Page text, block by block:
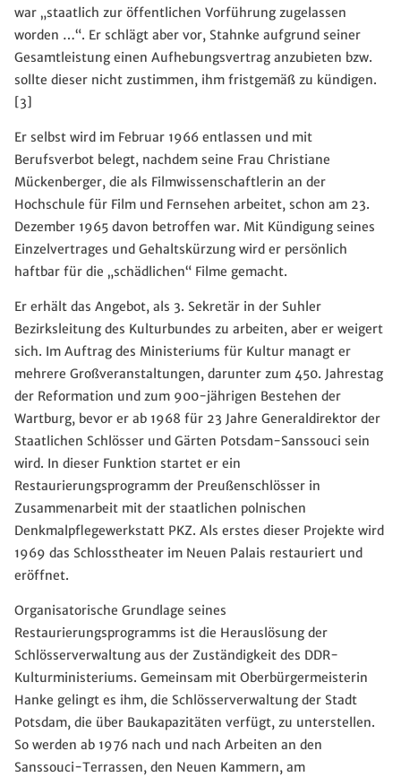
war „staatlich zur öffentlichen Vorführung zugelassen
worden …“. Er schlägt aber vor, Stahnke aufgrund seiner
Gesamtleistung einen Aufhebungsvertrag anzubieten bzw.
sollte dieser nicht zustimmen, ihm fristgemäß zu kündigen.
[3]
Er selbst wird im Februar 1966 entlassen und mit
Berufsverbot belegt, nachdem seine Frau Christiane
Mückenberger, die als Filmwissenschaftlerin an der
Hochschule für Film und Fernsehen arbeitet, schon am 23.
Dezember 1965 davon betroffen war. Mit Kündigung seines
Einzelvertrages und Gehaltskürzung wird er persönlich
haftbar für die „schädlichen“ Filme gemacht.
Er erhält das Angebot, als 3. Sekretär in der Suhler
Bezirksleitung des Kulturbundes zu arbeiten, aber er weigert
sich. Im Auftrag des Ministeriums für Kultur managt er
mehrere Großveranstaltungen, darunter zum 450. Jahrestag
der Reformation und zum 900-jährigen Bestehen der
Wartburg, bevor er ab 1968 für 23 Jahre Generaldirektor der
Staatlichen Schlösser und Gärten Potsdam-Sanssouci sein
wird. In dieser Funktion startet er ein
Restaurierungsprogramm der Preußenschlösser in
Zusammenarbeit mit der staatlichen polnischen
Denkmalpflegewerkstatt PKZ. Als erstes dieser Projekte wird
1969 das Schlosstheater im Neuen Palais restauriert und
eröffnet.
Organisatorische Grundlage seines
Restaurierungsprogramms ist die Herauslösung der
Schlösserverwaltung aus der Zuständigkeit des DDR-
Kulturministeriums. Gemeinsam mit Oberbürgermeisterin
Hanke gelingt es ihm, die Schlösserverwaltung der Stadt
Potsdam, die über Baukapazitäten verfügt, zu unterstellen.
So werden ab 1976 nach und nach Arbeiten an den
Sanssouci-Terrassen, den Neuen Kammern, am